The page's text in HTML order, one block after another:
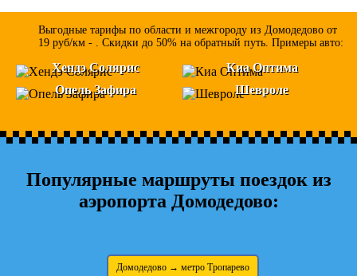
Выгодные тарифы по области и межгороду из Домодедово от
19 руб/км - . Скидки до 50% на обратный путь. Примеры авто:
Хендэ Солярис
Киа Оптима
Опель Зафира
Шевроле
Популярные маршруты поездок из
аэропорта Домодедово:
Домодедово → метро Тропарево